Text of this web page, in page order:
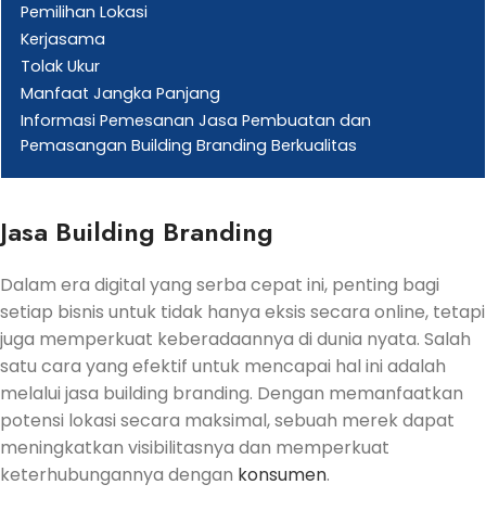
Pemilihan Lokasi
Kerjasama
Tolak Ukur
Manfaat Jangka Panjang
Informasi Pemesanan Jasa Pembuatan dan
Pemasangan Building Branding Berkualitas
Jasa Building Branding
Dalam era digital yang serba cepat ini, penting bagi
setiap bisnis untuk tidak hanya eksis secara online, tetapi
juga memperkuat keberadaannya di dunia nyata. Salah
satu cara yang efektif untuk mencapai hal ini adalah
melalui jasa building branding. Dengan memanfaatkan
potensi lokasi secara maksimal, sebuah merek dapat
meningkatkan visibilitasnya dan memperkuat
keterhubungannya dengan konsumen.